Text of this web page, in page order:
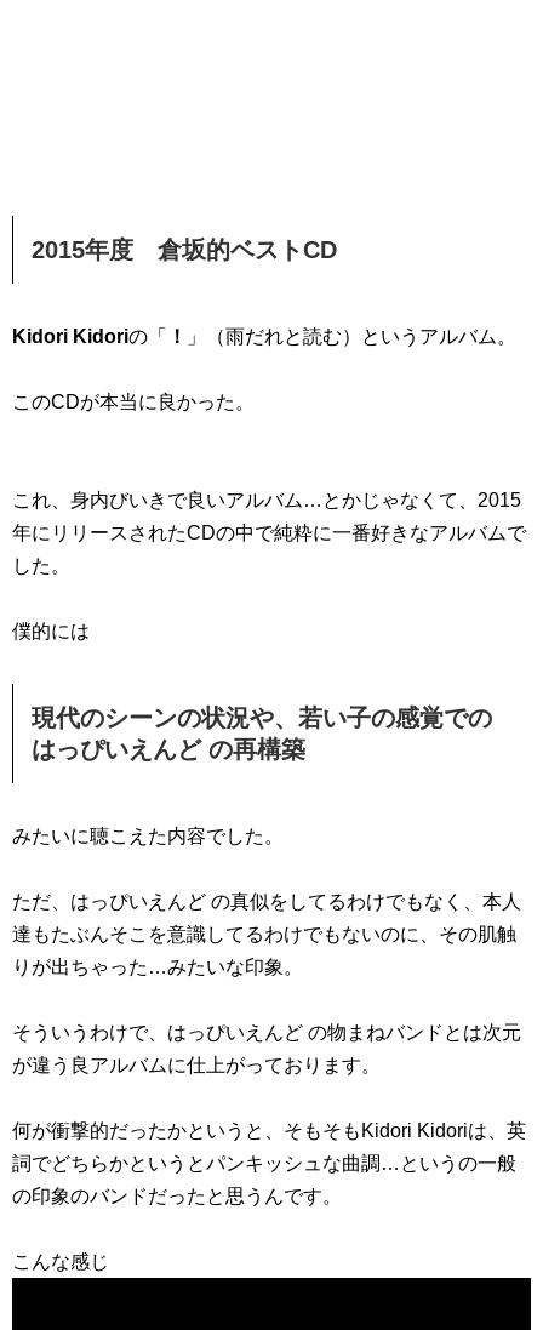
2015年度 倉坂的ベストCD
Kidori Kidoriの「 ！ 」（雨だれと読む）というアルバム。
このCDが本当に良かった。
これ、身内びいきで良いアルバム…とかじゃなくて、2015
年にリリースされたCDの中で純粋に一番好きなアルバムで
した。
僕的には
現代のシーンの状況や、若い子の感覚での
はっぴいえんど の再構築
みたいに聴こえた内容でした。
ただ、はっぴいえんど の真似をしてるわけでもなく、本人
達もたぶんそこを意識してるわけでもないのに、その肌触
りが出ちゃった…みたいな印象。
そういうわけで、はっぴいえんど の物まねバンドとは次元
が違う良アルバムに仕上がっております。
何が衝撃的だったかというと、そもそもKidori Kidoriは、英
詞でどちらかというとパンキッシュな曲調…というの一般
の印象のバンドだったと思うんです。
こんな感じ